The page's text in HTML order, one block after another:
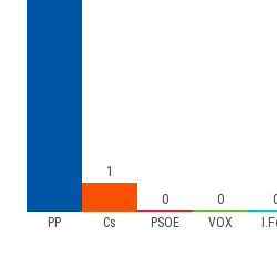
PP Cs PSOE VOX
1
0
0